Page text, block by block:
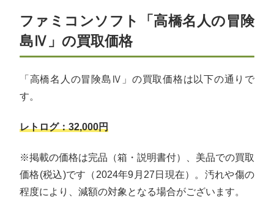
ファミコンソフト「高橋名人の冒険
島Ⅳ」の買取価格
「高橋名人の冒険島Ⅳ」の買取価格は以下の通りで
す。
レトログ：32,000円
※掲載の価格は完品（箱・説明書付）、美品での買取
価格(税込)です（2024年9月27日現在）。汚れや傷の
程度により、減額の対象となる場合がございます。